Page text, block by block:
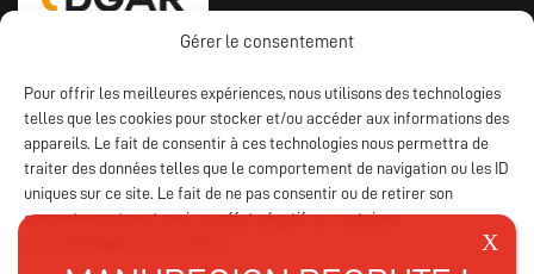
Gérer le consentement
Pour offrir les meilleures expériences, nous utilisons des technologies
telles que les cookies pour stocker et/ou accéder aux informations des
appareils. Le fait de consentir à ces technologies nous permettra de
traiter des données telles que le comportement de navigation ou les ID
uniques sur ce site. Le fait de ne pas consentir ou de retirer son
consentement peut avoir un effet négatif sur certaines